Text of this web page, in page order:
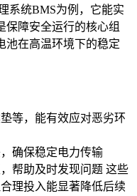
系统BMS为例，它能实
保障安全运行的核心组
池在高温环境下的稳定
等，能有效应对恶劣环
确保稳定电力传输
帮助及时发现问题 这些
理投入能显著降低后续